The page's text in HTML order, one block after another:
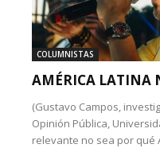
COLUMNISTAS
AMÉRICA LATINA
(Gustavo Campos,
Opinión Pública,
relevante no sea por qué